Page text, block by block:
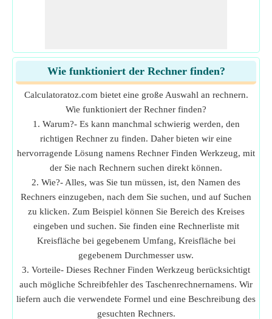
Wie funktioniert der Rechner finden?
Calculatoratoz.com bietet eine große Auswahl an rechnern.
Wie funktioniert der Rechner finden?
1. Warum?- Es kann manchmal schwierig werden, den
richtigen Rechner zu finden. Daher bieten wir eine
hervorragende Lösung namens Rechner Finden Werkzeug, mit
der Sie nach Rechnern suchen direkt können.
2. Wie?- Alles, was Sie tun müssen, ist, den Namen des
Rechners einzugeben, nach dem Sie suchen, und auf Suchen
zu klicken. Zum Beispiel können Sie Bereich des Kreises
eingeben und suchen. Sie finden eine Rechnerliste mit
Kreisfläche bei gegebenem Umfang, Kreisfläche bei
gegebenem Durchmesser usw.
3. Vorteile- Dieses Rechner Finden Werkzeug berücksichtigt
auch mögliche Schreibfehler des Taschenrechnernamens. Wir
liefern auch die verwendete Formel und eine Beschreibung des
gesuchten Rechners.